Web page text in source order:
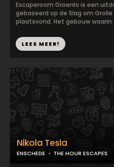
Escaperoom Groenlo is een
gebaseerd op de Slag om
plaatsvond. Het gebouw waarin
LEES MEER!
Nikola Tesla
ENSCHEDE THE HOUR ESCAPES